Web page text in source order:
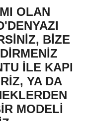
OLAN
BİZE
İLE KAPI
YA DA
MODELİ